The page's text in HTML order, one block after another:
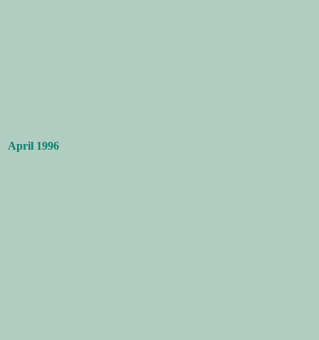
April 1996